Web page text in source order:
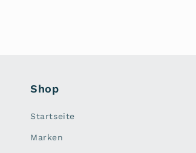
Shop
Startseite
Marken